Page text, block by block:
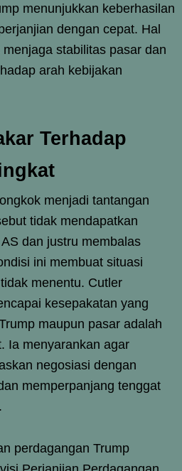
menunjukkan keberhasilan
dengan cepat. Hal
stabilitas pasar dan
arah kebijakan
Terhadap
menjadi tantangan
tidak mendapatkan
dan justru membalas
ini membuat situasi
menentu. Cutler
kesepakatan yang
maupun pasar adalah
Ia menyarankan agar
negosiasi dengan
memperpanjang tenggat
perdagangan Trump